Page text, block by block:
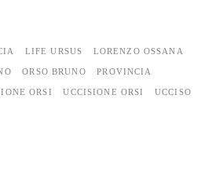
LIFE URSUS LORENZO OSSANA
ORSO BRUNO PROVINCIA
ORSI UCCISIONE ORSI UCCISO